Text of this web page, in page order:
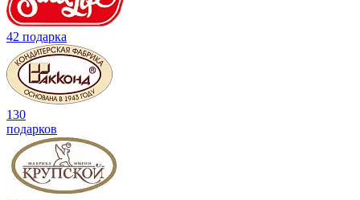
42 подарка
130
подарков